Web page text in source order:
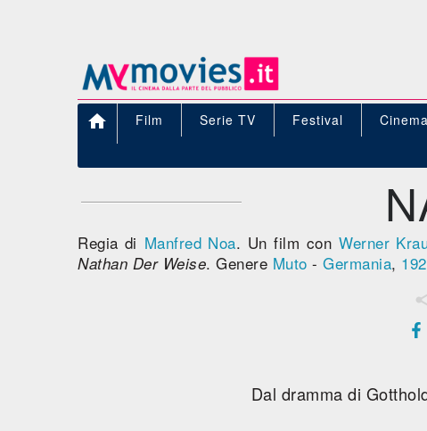
 Film Serie TV Festival Cinema
Regia di Manfred Noa. Un film con Werner
Nathan Der Weise. Genere Muto - Germania,
Dal dramma di